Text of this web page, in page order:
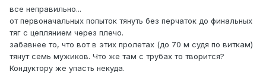
все неправильно...
от первоначальных попыток тянуть без перчаток до финальных
тяг с цеплянием через плечо.
забавнее то, что вот в этих пролетах (до 70 м судя по виткам)
тянут семь мужиков. Что же там с трубах то творится?
Кондуктору же упасть некуда.